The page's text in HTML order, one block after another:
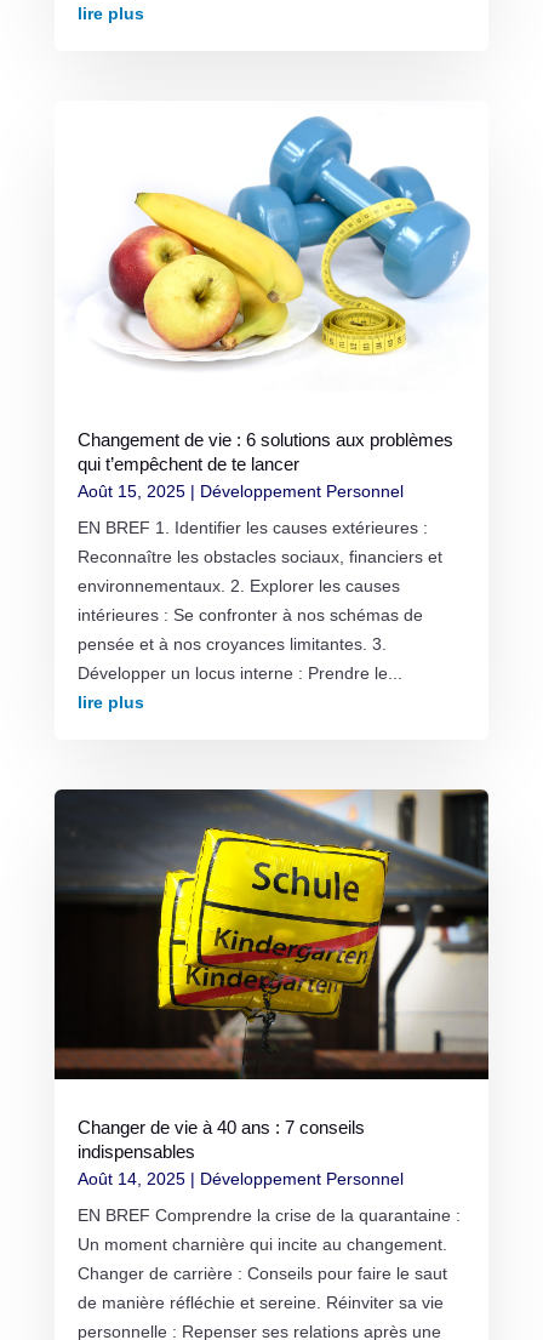
lire plus
Changement de vie : 6 solutions aux problèmes
qui t’empêchent de te lancer
Août 15, 2025| Développement Personnel
EN BREF 1. Identifier les causes extérieures :
Reconnaître les obstacles sociaux, financiers et
environnementaux. 2. Explorer les causes
intérieures : Se confronter à nos schémas de
pensée et à nos croyances limitantes. 3.
Développer un locus interne : Prendre le...
lire plus
Changer de vie à 40 ans : 7 conseils
indispensables
Août 14, 2025| Développement Personnel
EN BREF Comprendre la crise de la quarantaine :
Un moment charnière qui incite au changement.
Changer de carrière : Conseils pour faire le saut
de manière réfléchie et sereine. Réinviter sa vie
personnelle : Repenser ses relations après une